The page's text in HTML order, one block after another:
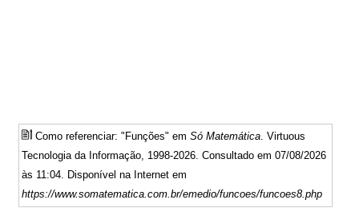
Como referenciar: "Funções" emSó Matemática. Virtuous
Tecnologia da Informação, 1998-2026. Consultado em 07/08/2026
às 11:04. Disponível na Internet em
https://www.somatematica.com.br/emedio/funcoes/funcoes8.php